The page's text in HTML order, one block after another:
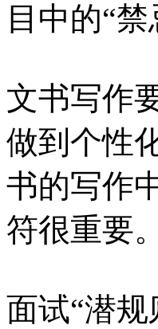
目中的“禁
文书写作
做到个性
书的写作
符很重要。
面试“潜规